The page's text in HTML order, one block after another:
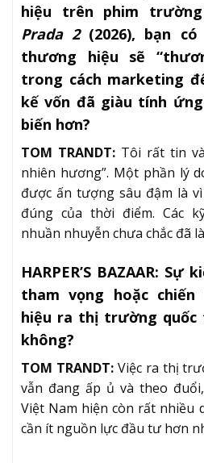
hiệu trên phim trường
Prada 2 (2026), bạn
thương hiệu sẽ
trong cách marketing
kế vốn đã giàu tính
biến hơn?
TOM TRANDT:Tôi rất tin
nhiên hương”. Một phần lý
được ấn tượng sâu đậm là
đúng của thời điểm. Các
nhuần nhuyễn chưa chắc đã
HARPER’S BAZAAR: Sự
tham vọng hoặc
hiệu ra thị trường
không?
TOM TRANDT:Việc ra thị
vẫn đang ấp ủ và theo
Việt Nam hiện còn rất nhiều
cần ít nguồn lực đầu tư hơn